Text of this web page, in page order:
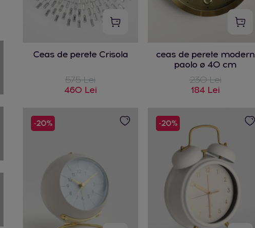
Ceas de perete Crisola
575 Lei
460 Lei
ceas de perete modern
paolo ø 40 cm
230 Lei
184 Lei
-20% -20%